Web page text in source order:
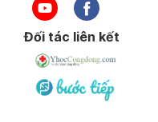
Đối tác liên kết